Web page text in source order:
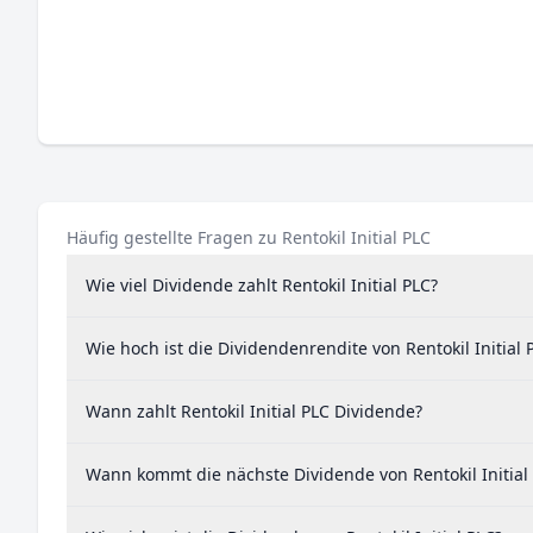
Häufig gestellte Fragen zu Rentokil Initial PLC
Wie viel Dividende zahlt Rentokil Initial PLC?
Wie hoch ist die Dividendenrendite von Rentokil Initial
Wann zahlt Rentokil Initial PLC Dividende?
Wann kommt die nächste Dividende von Rentokil Initial